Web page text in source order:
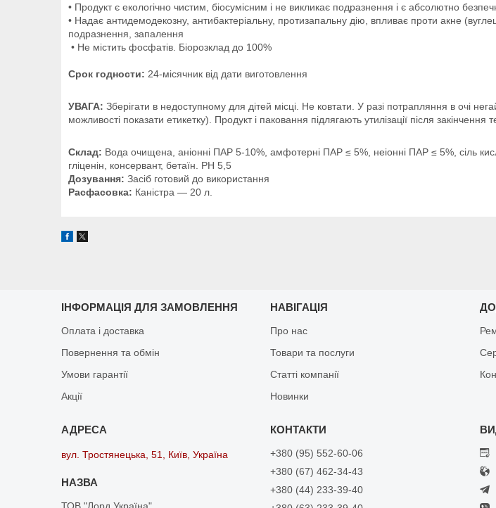
• Продукт є екологічно чистим, біосумісним і не викликає подразнення і є абсолютно
• Надає антидемодекозну, антибактеріальну, протизапальну дію, впливає проти акне
подразнення, запалення
• Не містить фосфатів. Біорозклад до 100%
Срок годности: 24-місячник від дати виготовлення
УВАГА: Зберігати в недоступному для дітей місці. Не ковтати. У разі потрапляння в очі
можливості показати етикетку). Продукт і паковання підлягають утилізації після закінчення
Склад: Вода очищена, аніонні ПАР 5-10%, амфотерні ПАР ≤ 5%, неіонні ПАР ≤ 5%, сіль
гліценін, консервант, бетаїн. PH 5,5
Дозування: Засіб готовий до використання
Расфасовка: Каністра — 20 л.
ІНФОРМАЦІЯ ДЛЯ ЗАМОВЛЕННЯ
Оплата і доставка
Повернення та обмін
Умови гарантії
Акції
НАВІГАЦІЯ
Про нас
Товари та послуги
Статті компанії
Новинки
вул. Тростянецька, 51, Київ, Україна
+380 (95) 552-60-06
+380 (67) 462-34-43
+380 (44) 233-39-40